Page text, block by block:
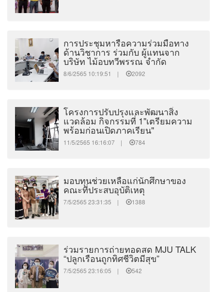
การประชุมหารือความร่วมมือทาง
ด้านวิชาการ ร่วมกับ ผู้แทนจาก
บริษัท ไม้อบทวีพรรณ จำกัด
8/6/2565 10:19:51 | 2092
โครงการปรับปรุงและพัฒนาสิ่ง
แวดล้อม กิจกรรมที่ 1"เตรียมความ
พร้อมก่อนเปิดภาคเรียน"
11/5/2565 16:16:07 | 784
มอบทุนช่วยเหลือแก่นักศึกษาของ
คณะที่ประสบอุบัติเหตุ
7/5/2565 23:31:35 | 1388
ร่วมรายการถ่ายทอดสด MJU TALK
“ปลูกเรือนถูกทิศชีวิตมีสุข”
7/5/2565 23:16:05 | 542